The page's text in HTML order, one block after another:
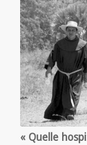
« Quelle